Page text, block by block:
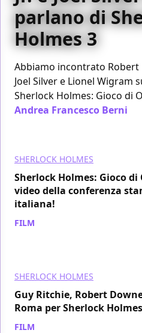
parlano di
Holmes 3
Abbiamo incontrato Robert
Joel Silver e Lionel Wigram
Sherlock Holmes: Gioco di
Andrea Francesco Berni
SHERLOCK HOLMES
Sherlock Holmes: Gioco di
video della conferenza
italiana!
FILM
SHERLOCK HOLMES
Guy Ritchie, Robert
Roma per Sherlock
FILM